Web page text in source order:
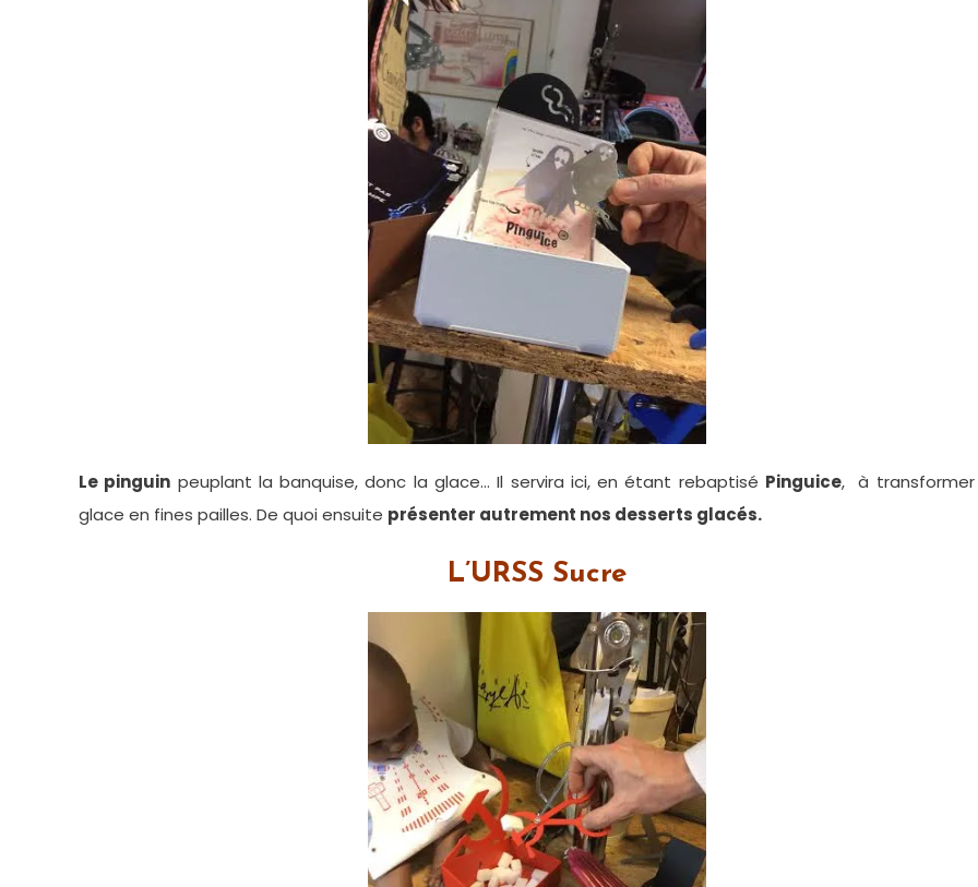
Le pinguin peuplant la banquise, donc la glace… Il servira ici, en étant rebaptisé Pinguice, à
glace en fines pailles. De quoi ensuite présenter autrement nos desserts glacés.
L’URSS Sucre